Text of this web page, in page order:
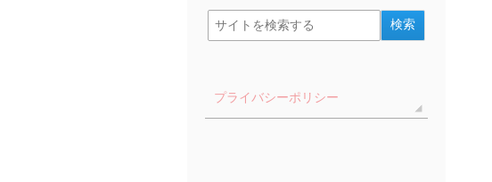
プライバシーポリシー